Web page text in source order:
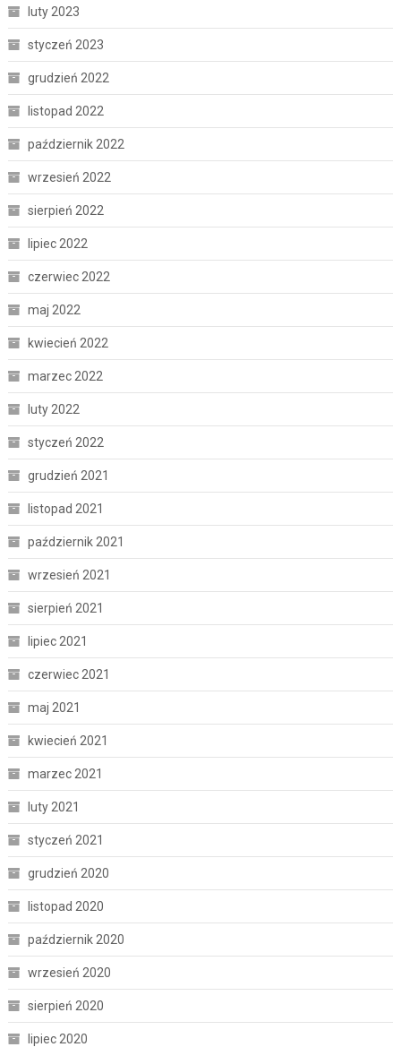
luty 2023
styczeń 2023
grudzień 2022
listopad 2022
październik 2022
wrzesień 2022
sierpień 2022
lipiec 2022
czerwiec 2022
maj 2022
kwiecień 2022
marzec 2022
luty 2022
styczeń 2022
grudzień 2021
listopad 2021
październik 2021
wrzesień 2021
sierpień 2021
lipiec 2021
czerwiec 2021
maj 2021
kwiecień 2021
marzec 2021
luty 2021
styczeń 2021
grudzień 2020
listopad 2020
październik 2020
wrzesień 2020
sierpień 2020
lipiec 2020